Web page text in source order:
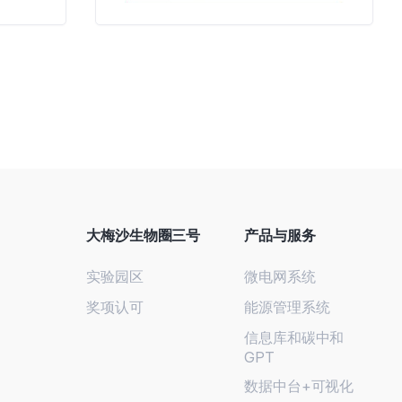
大梅沙生物圈三号
实验园区
奖项认可
产品与服务
微电网系统
能源管理系统
信息库和碳中和
GPT
数据中台+可视化